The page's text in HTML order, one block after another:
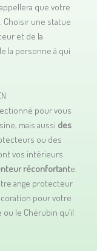
que votre
Choisir une statue
et de la
la personne à qui
pour vous
mais aussi des
ou des
vos intérieurs
réconfortante.
ange protecteur
pour votre
le Chérubin qu’il